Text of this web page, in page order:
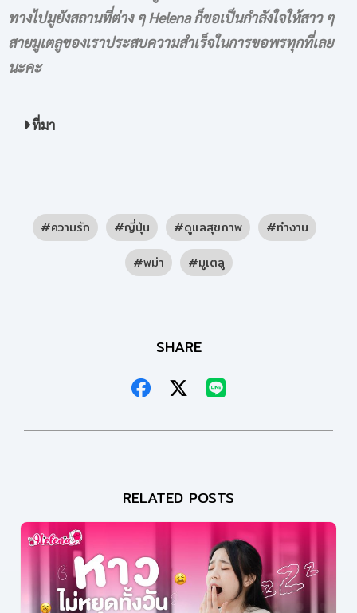
ทางไปมูยังสถานที่ต่าง ๆ Helena ก็ขอเป็นกำลังใจให้สาว ๆ
สายมูเตลูของเราประสบความสำเร็จในการขอพรทุกที่เลย
นะคะ
ที่มา
ความรัก ญี่ปุ่น ดูแลสุขภาพ
ทำงาน
พม่า
มูเตลู
SHARE
RELATED POSTS